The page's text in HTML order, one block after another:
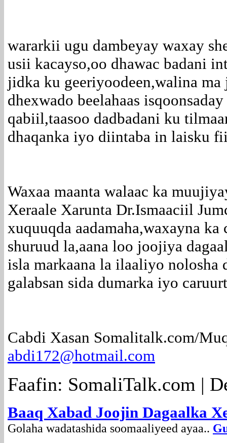
wararkii ugu dambeyay waxay
usii kacayso,oo dhawac badani
jidka ku geeriyoodeen,walina ma
dhexwado beelahaas
qabiil,taasoo dadbadani ku
dhaqanka iyo diintaba in laisku
Waxaa maanta walaac ka
Xeraale Xarunta Dr.Ismaaciil
xuquuqda aadamaha,waxayna
shuruud la,aana loo joojiya
isla markaana la ilaaliyo nolosha
galabsan sida dumarka iyo
Cabdi Xasan Somalitalk.com/
abdi172@hotmail.com
Faafin: SomaliTalk.com |
Baaq Xabad Joojin Dagaalka
Golaha wadatashida soomaaliyeed ayaa..